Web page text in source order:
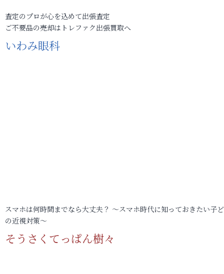
査定のプロが心を込めて出張査定
ご不要品の売却はトレファク出張買取へ
いわみ眼科
スマホは何時間までなら大丈夫？ ～スマホ時代に知っておきたい子
の近視対策～
そうさくてっぱん樹々